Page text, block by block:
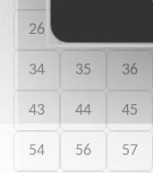
26
34 35 36
43 44 45
54 56 57